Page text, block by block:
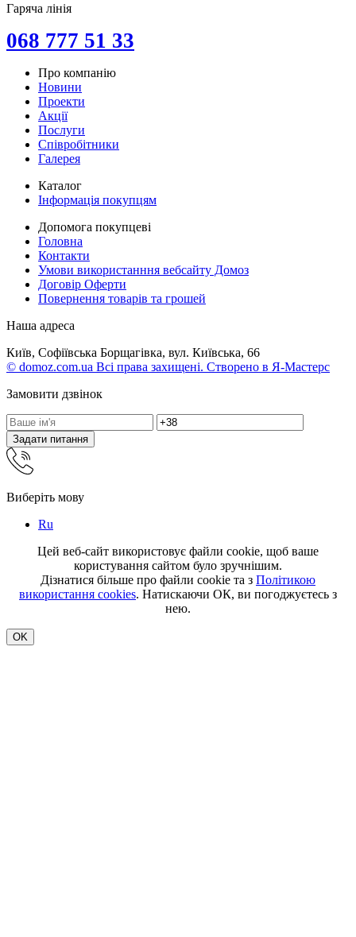
Гаряча лінія
068 777 51 33
Про компанію
Новини
Проекти
Акції
Послуги
Співробітники
Галерея
Каталог
Інформація покупцям
Допомога покупцеві
Головна
Контакти
Умови використанння вебсайту Домоз
Договір Оферти
Повернення товарів та грошей
Наша адреса
Київ, Софіївська Борщагівка, вул. Київська, 66
© domoz.com.ua Всі права захищені. Створено в Я-Мастерс
Замовити дзвінок
Задати питання
Виберіть мову
Ru
Цей веб-сайт використовує файли cookie, щоб ваше
користування сайтом було зручнішим.
Дізнатися більше про файли cookie та з Політикою
використання cookies. Натискаючи ОК, ви погоджуєтесь з
нею.
OK